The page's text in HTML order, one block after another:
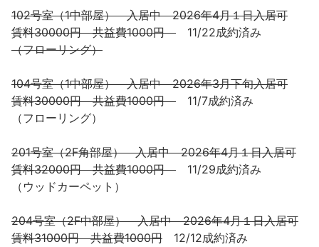
102号室（1中部屋） 入居中 2026年4月１日入居可
賃料30000円 共益費1000円 11/22成約済み
（フローリング）
104号室（1中部屋） 入居中 2026年3月下旬入居可
賃料30000円 共益費1000円 11/7成約済み
（フローリング）
201号室（2F角部屋） 入居中 2026年4月１日入居可
賃料32000円 共益費1000円 11/29成約済み
（ウッドカーペット）
204号室（2F中部屋） 入居中 2026年4月１日入居可
賃料31000円 共益費1000円 12/12成約済み